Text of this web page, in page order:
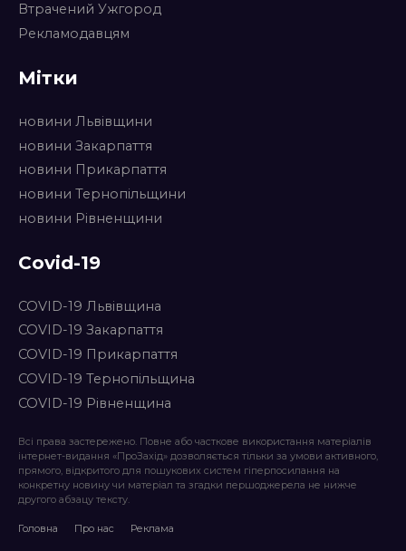
Втрачений Ужгород
Рекламодавцям
Мітки
новини Львівщини
новини Закарпаття
новини Прикарпаття
новини Тернопільщини
новини Рівненщини
Covid-19
COVID-19 Львівщина
COVID-19 Закарпаття
COVID-19 Прикарпаття
COVID-19 Тернопільщина
COVID-19 Рівненщина
Всі права застережено. Повне або часткове використання матеріалів
інтернет-видання «ПроЗахід» дозволяється тільки за умови активного,
прямого, відкритого для пошукових систем гіперпосилання на
конкретну новину чи матеріал та згадки першоджерела не нижче
другого абзацу тексту.
Головна Про нас Реклама